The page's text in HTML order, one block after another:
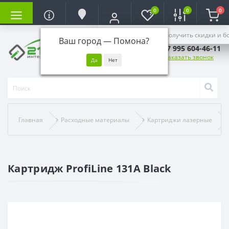
Ваш город — Помона?
Войдите, чтобы получить скидки и
0 0 0
+7 995 604-46-11
Заказать звонок
Главная Расходные материалы Картриджи лазерные
Картридж ProfiLine 131A Black